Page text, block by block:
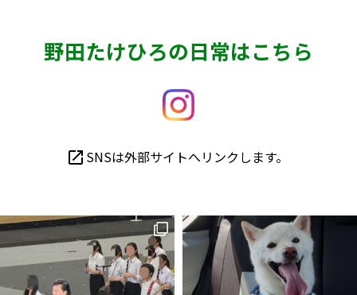
野田たけひろの日常はこちら
SNSは外部サイトへリンクします。